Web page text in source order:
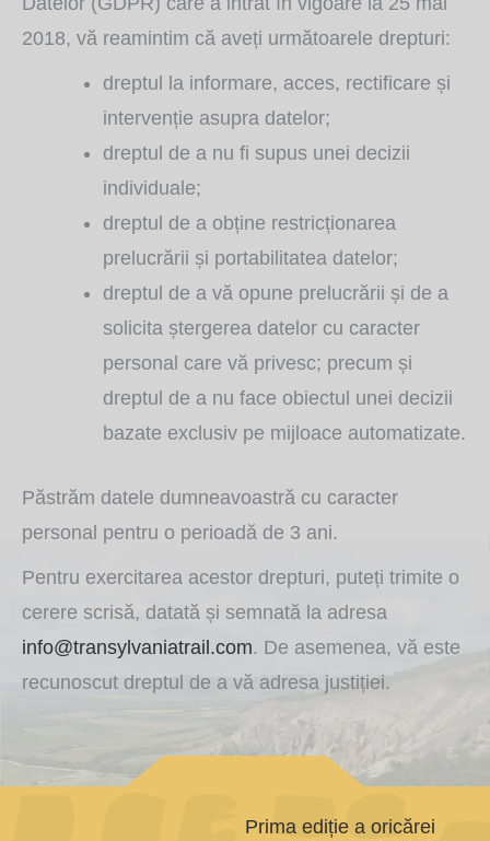
2018, vă reamintim că aveți următoarele drepturi:
dreptul la informare, acces, rectificare și
intervenție asupra datelor;
dreptul de a nu fi supus unei decizii
individuale;
dreptul de a obține restricționarea
prelucrării și portabilitatea datelor;
dreptul de a vă opune prelucrării și de a
solicita ștergerea datelor cu caracter
personal care vă privesc; precum și
dreptul de a nu face obiectul unei decizii
bazate exclusiv pe mijloace automatizate.
Păstrăm datele dumneavoastră cu caracter
personal pentru o perioadă de 3 ani.
Pentru exercitarea acestor drepturi, puteți trimite o
cerere scrisă, datată și semnată la adresa
info@transylvaniatrail.com. De asemenea, vă este
recunoscut dreptul de a vă adresa justiției.
Prima ediție a oricărei